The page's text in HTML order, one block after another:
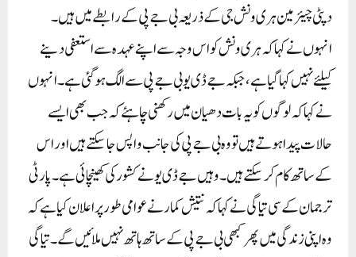
دپٹی چیئرمین ہری ونش جی کے ذریعہ بی جے پی کے رابطے میں ہیں ۔
انہوں نے کہا کہ ہری ونش کو اس وجہ سے اپنے عہدہ سے استعفی دینے
کیلئے نہیں کہا گیا ہے ، جبکہ جے ڈی یو بی جے پی سے الگ ہوگئی ہے ۔ انہوں
نے کہا کہ لوگوں کو یہ بات دھیان میں رکھنی چاہئے کہ جب بھی ایسے
حالات پیدا ہوتے ہیں تو وہ بی جے پی کی جانب واپس جاسکتے ہیں اور اس
کے ساتھ کام کرسکتے ہیں ۔وہیں جے ڈی یو نے کشور کی کھینچائی ہے ۔ پارٹی
ترجمان کے سی تیاگی نے کہا کہ نتیش کمار نے عوامی طور پر اعلان کیا ہے کہ
وہ اپنی زندگی میں پھر کبھی بی جے پی کے ساتھ ہاتھ نہیں ملائیں گے ۔ تیاگی